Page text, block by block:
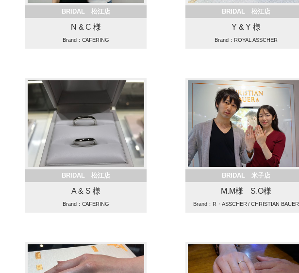
BRIDAL 松江店
N & C 様
Brand：CAFERING
BRIDAL 松江店
Y & Y 様
Brand：ROYAL ASSCHER
BRIDAL 松江店
A & S 様
Brand：CAFERING
BRIDAL 米子店
M.M様 S.O様
Brand：R・ASSCHER / CHRISTIAN BAUER